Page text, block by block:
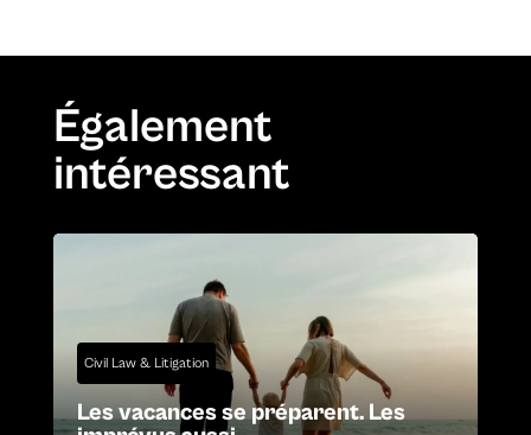
Également
intéressant
Civil Law & Litigation
Les vacances se préparent. Les